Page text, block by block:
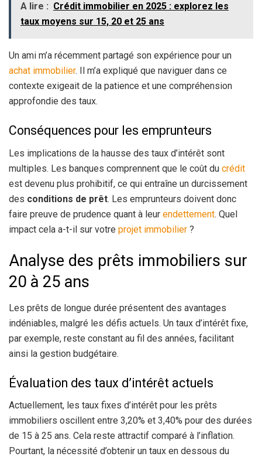
A lire : Crédit immobilier en 2025 : explorez les
taux moyens sur 15, 20 et 25 ans
Un ami m’a récemment partagé son expérience pour un
achat immobilier. Il m’a expliqué que naviguer dans ce
contexte exigeait de la patience et une compréhension
approfondie des taux.
Conséquences pour les emprunteurs
Les implications de la hausse des taux d’intérêt sont
multiples. Les banques comprennent que le coût du crédit
est devenu plus prohibitif, ce qui entraîne un durcissement
des conditions de prêt. Les emprunteurs doivent donc
faire preuve de prudence quant à leur endettement. Quel
impact cela a-t-il sur votre projet immobilier ?
Analyse des prêts immobiliers sur
20 à 25 ans
Les prêts de longue durée présentent des avantages
indéniables, malgré les défis actuels. Un taux d’intérêt fixe,
par exemple, reste constant au fil des années, facilitant
ainsi la gestion budgétaire.
Évaluation des taux d’intérêt actuels
Actuellement, les taux fixes d’intérêt pour les prêts
immobiliers oscillent entre 3,20% et 3,40% pour des durées
de 15 à 25 ans. Cela reste attractif comparé à l’inflation.
Pourtant, la nécessité d’obtenir un taux en dessous du